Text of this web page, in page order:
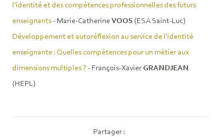
l'identité et des compétences professionnelles des futurs
enseignants - Marie-CatherineVOOS (ESA Saint-Luc)
Développement et autoréflexion au service de l'identité
enseignante : Quelles compétences pour un métier aux
dimensions multiples ? - François-Xavier GRANDJEAN
(HEPL)
Partager :